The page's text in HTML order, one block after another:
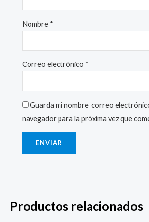
Nombre *
Correo electrónico *
Guarda mi nombre, correo
navegador para la próxima vez que
Productos relacionados